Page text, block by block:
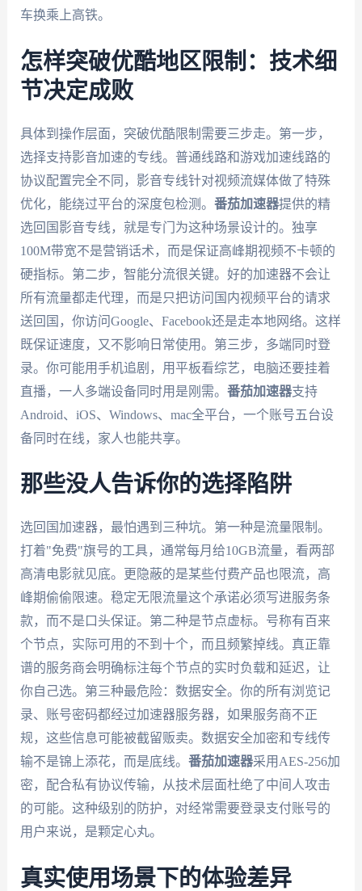
车换乘上高铁。
怎样突破优酷地区限制：技术细
节决定成败
具体到操作层面，突破优酷限制需要三步走。第一步，
选择支持影音加速的专线。普通线路和游戏加速线路的
协议配置完全不同，影音专线针对视频流媒体做了特殊
优化，能绕过平台的深度包检测。 番茄加速器提供的精
选回国影音专线，就是专门为这种场景设计的。独享
100M带宽不是营销话术，而是保证高峰期视频不卡顿的
硬指标。第二步，智能分流很关键。好的加速器不会让
所有流量都走代理，而是只把访问国内视频平台的请求
送回国，你访问Google、Facebook还是走本地网络。这样
既保证速度，又不影响日常使用。第三步，多端同时登
录。你可能用手机追剧，用平板看综艺，电脑还要挂着
直播，一人多端设备同时用是刚需。 番茄加速器支持
Android、iOS、Windows、mac全平台，一个账号五台设
备同时在线，家人也能共享。
那些没人告诉你的选择陷阱
选回国加速器，最怕遇到三种坑。第一种是流量限制。
打着"免费"旗号的工具，通常每月给10GB流量，看两部
高清电影就见底。更隐蔽的是某些付费产品也限流，高
峰期偷偷限速。稳定无限流量这个承诺必须写进服务条
款，而不是口头保证。第二种是节点虚标。号称有百来
个节点，实际可用的不到十个，而且频繁掉线。真正靠
谱的服务商会明确标注每个节点的实时负载和延迟，让
你自己选。第三种最危险：数据安全。你的所有浏览记
录、账号密码都经过加速器服务器，如果服务商不正
规，这些信息可能被截留贩卖。数据安全加密和专线传
输不是锦上添花，而是底线。 番茄加速器采用AES-256加
密，配合私有协议传输，从技术层面杜绝了中间人攻击
的可能。这种级别的防护，对经常需要登录支付账号的
用户来说，是颗定心丸。
真实使用场景下的体验差异